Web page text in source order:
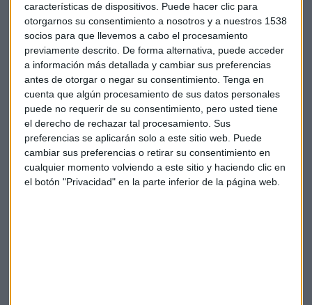
características de dispositivos. Puede hacer clic para
otorgarnos su consentimiento a nosotros y a nuestros 1538
socios para que llevemos a cabo el procesamiento
previamente descrito. De forma alternativa, puede acceder
a información más detallada y cambiar sus preferencias
antes de otorgar o negar su consentimiento. Tenga en
cuenta que algún procesamiento de sus datos personales
puede no requerir de su consentimiento, pero usted tiene
el derecho de rechazar tal procesamiento. Sus
preferencias se aplicarán solo a este sitio web. Puede
cambiar sus preferencias o retirar su consentimiento en
cualquier momento volviendo a este sitio y haciendo clic en
el botón "Privacidad" en la parte inferior de la página web.
Fernández (Invesco): "En emergentes hay vida
más allá de China"
Fernando Fernández-Bravo, Head Active para
España y Portugal de Invesco, pone el ojo en la renta
variable a partir de la segunda mitad del ejercicio
Capital Radio /
/ 2023-01-18
El caso de EURM es especial, ya que es la primera
stablecoin
respaldada por bonos verdes soberanos del Tesoro Público,
pero ....
¿Por qué Monei?
Para el consejero delegado el principal valor es la seguridad